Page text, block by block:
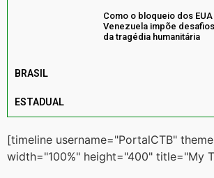
Como o bloqueio dos
Venezuela impõe
da tragédia humanitária
BRASIL
ESTADUAL
[timeline username="PortalCTB"
width="100%" height="400" title="My